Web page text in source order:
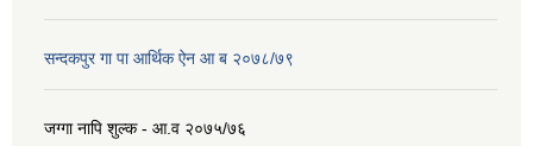
सन्दकपुर गा पा आर्थिक ऐन आ ब २०७८/७९
जग्गा नापि शुल्क - आ.व २०७५/७६